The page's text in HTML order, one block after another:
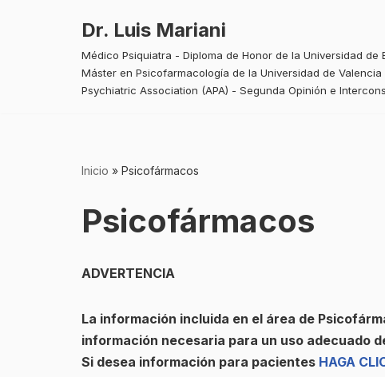
Dr. Luis Mariani
Médico Psiquiatra - Diploma de Honor de la Universidad de
Máster en Psicofarmacología de la Universidad de
Psychiatric Association (APA) - Segunda Opinión e
Inicio » Psicofármacos
Psicofármacos
ADVERTENCIA
La información incluida en el área de
información necesaria para un uso adecuado
Si desea información para pacientes HAGA